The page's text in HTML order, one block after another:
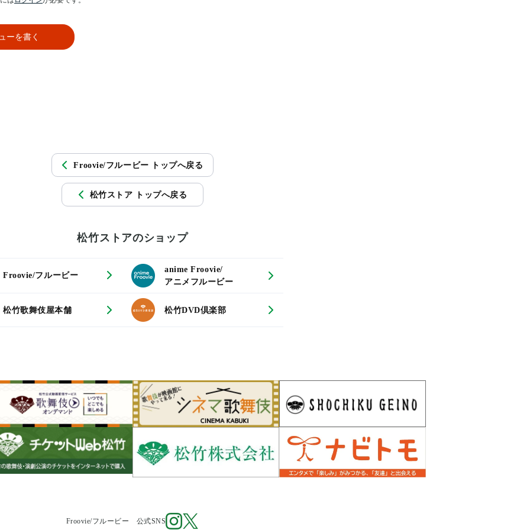
ーを書く
Froovie/フルービー トップへ戻る
松竹ストア トップへ戻る
松竹ストアのショップ
Froovie/フルービー
anime Froovie/
アニメフルービー
松竹歌舞伎屋本舗 松竹DVD倶楽部
Froovie/フルービー 公式SNS